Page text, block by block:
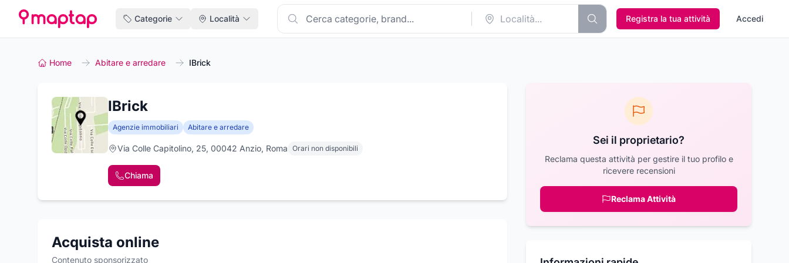
Categorie Località Registra la tua attività Accedi
Home Abitare e arredare IBrick
IBrick
Agenzie immobiliari Abitare e arredare
Via Colle Capitolino, 25, 00042 Anzio, Roma Orari non disponibili
Chiama
Acquista online
Contenuto sponsorizzato
Sei il proprietario?
Reclama questa attività per gestire il tuo profilo e
ricevere recensioni
Reclama Attività